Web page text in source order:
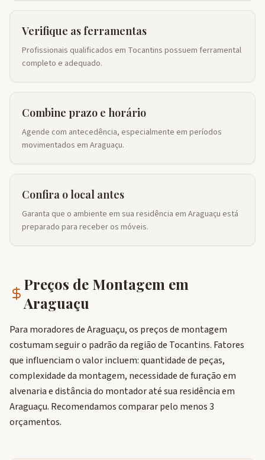
Verifique as ferramentas
Profissionais qualificados em Tocantins possuem ferramental
completo e adequado.
Combine prazo e horário
Agende com antecedência, especialmente em períodos
movimentados em Araguaçu.
Confira o local antes
Garanta que o ambiente em sua residência em Araguaçu está
preparado para receber os móveis.
Preços de Montagem em
Araguaçu
Para moradores de Araguaçu, os preços de montagem
costumam seguir o padrão da região de Tocantins. Fatores
que influenciam o valor incluem: quantidade de peças,
complexidade da montagem, necessidade de furação em
alvenaria e distância do montador até sua residência em
Araguaçu. Recomendamos comparar pelo menos 3
orçamentos.